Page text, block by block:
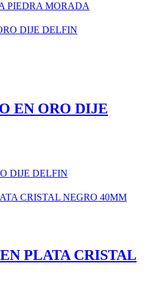
PIEDRA MORADA
EN ORO DIJE
DIJE DELFIN
PLATA CRISTAL